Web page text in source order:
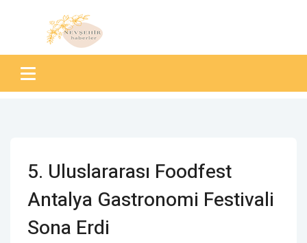
5. Uluslararası Foodfest
Antalya Gastronomi Festivali
Sona Erdi